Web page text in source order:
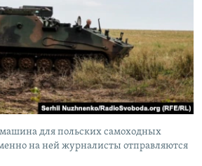
для польских самоходных
на ней журналисты отправляются